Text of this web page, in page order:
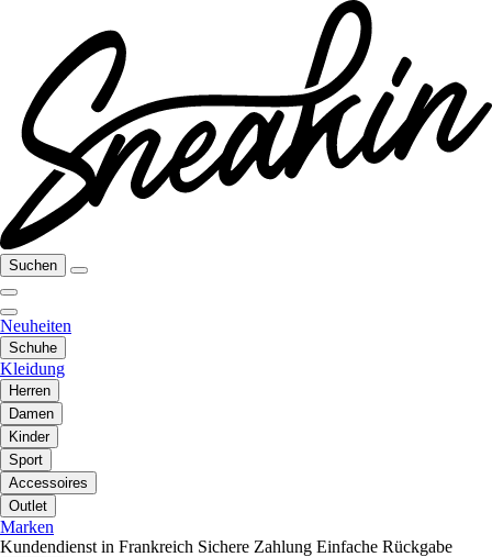
Suchen
Neuheiten
Schuhe
Kleidung
Herren
Damen
Kinder
Sport
Accessoires
Outlet
Marken
Kundendienst in Frankreich Sichere Zahlung Einfache Rückgabe